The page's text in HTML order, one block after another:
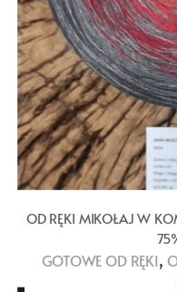
OD RĘKI MIKOŁAJ W
GOTOWE OD RĘKI,